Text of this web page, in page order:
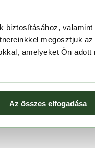
biztosításához, valamint
megosztjuk az
amelyeket Ön adott
Az összes elfogadása
LV1